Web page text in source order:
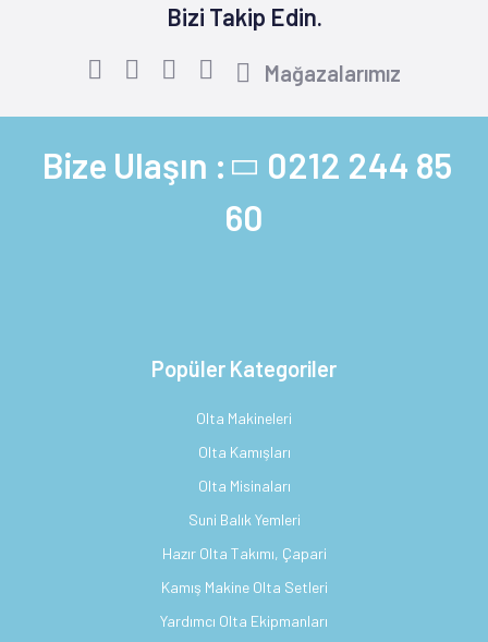
Bizi Takip Edin.
Mağazalarımız
Bize Ulaşın : 0212 244 85
60
Popüler Kategoriler
Olta Makineleri
Olta Kamışları
Olta Misinaları
Suni Balık Yemleri
Hazır Olta Takımı, Çapari
Kamış Makine Olta Setleri
Yardımcı Olta Ekipmanları